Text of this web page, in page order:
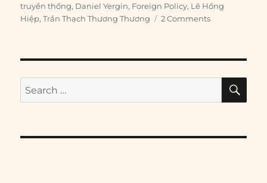
truyền thống, Daniel Yergin, Foreign Policy, Lê Hồng
Hiệp,Trần Thạch Thương Thương 2 Comments
Search
for: